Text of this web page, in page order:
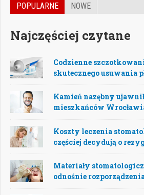
POPULARNE NOWE
Najczęściej czytane
Codzienne
skutecznego usuwania
Kamień nazębny
mieszkańców
Koszty leczenia
częściej decydują o
Materiały
odnośnie